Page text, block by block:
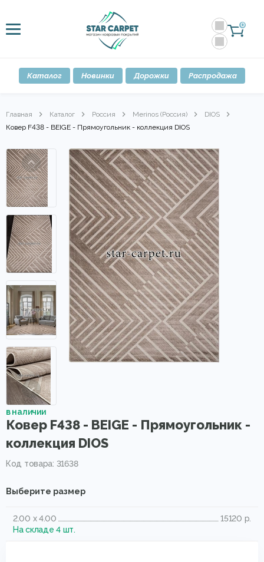
0
Каталог Новинки Дорожки Распродажа
Главная Каталог Россия Merinos (Россия)
DIOS
Ковер F438 - BEIGE - Прямоугольник - коллекция DIOS
в наличии
Ковер F438 - BEIGE - Прямоугольник -
коллекция DIOS
Код товара: 31638
Выберите размер
2.00 x 4.00
15120 р.
На складе 4 шт.